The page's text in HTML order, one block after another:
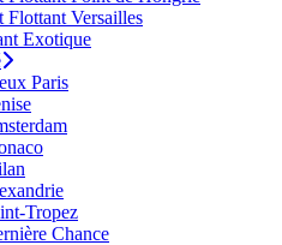
Flottant Versailles
Exotique
Paris
Tropez
Chance